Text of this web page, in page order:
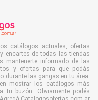
catálogos actuales, ofertas
encartes de todas las tiendas
mantenerte informado de las
y ofertas para que podás
durante las gangas en tu área.
mostrar los catálogos más
tu buzón. Obviamente podés